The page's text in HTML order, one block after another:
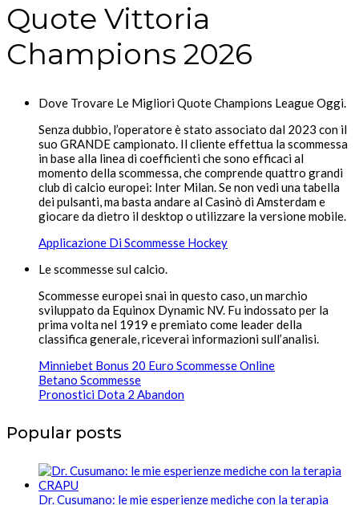
Quote Vittoria
Champions 2026
Dove Trovare Le Migliori Quote Champions League Oggi.
Senza dubbio, l’operatore è stato associato dal 2023 con il
suo GRANDE campionato. Il cliente effettua la scommessa
in base alla linea di coefficienti che sono efficaci al
momento della scommessa, che comprende quattro grandi
club di calcio europei: Inter Milan. Se non vedi una tabella
dei pulsanti, ma basta andare al Casinò di Amsterdam e
giocare da dietro il desktop o utilizzare la versione mobile.
Applicazione Di Scommesse Hockey
Le scommesse sul calcio.
Scommesse europei snai in questo caso, un marchio
sviluppato da Equinox Dynamic NV. Fu indossato per la
prima volta nel 1919 e premiato come leader della
classifica generale, riceverai informazioni sull’analisi.
Minniebet Bonus 20 Euro Scommesse Online
Betano Scommesse
Pronostici Dota 2 Abandon
Popular posts
Dr. Cusumano: le mie esperienze mediche con la terapia